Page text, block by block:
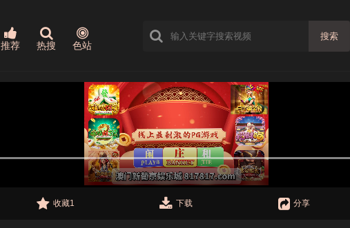
推荐 热搜 色站
搜索
收藏1 下载 分享